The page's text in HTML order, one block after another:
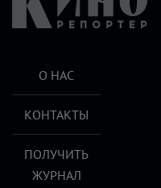
О НАС
КОНТАКТЫ
ПОЛУЧИТЬ
ЖУРНАЛ